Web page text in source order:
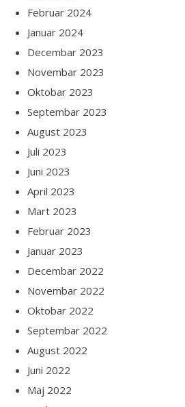
Februar 2024
Januar 2024
Decembar 2023
Novembar 2023
Oktobar 2023
Septembar 2023
August 2023
Juli 2023
Juni 2023
April 2023
Mart 2023
Februar 2023
Januar 2023
Decembar 2022
Novembar 2022
Oktobar 2022
Septembar 2022
August 2022
Juni 2022
Maj 2022